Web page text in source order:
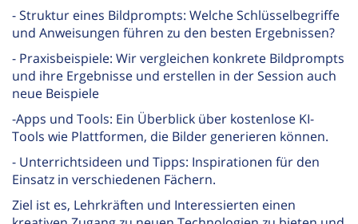
- Struktur eines Bildprompts: Welche Schlüsselbegriffe
und Anweisungen führen zu den besten Ergebnissen?
- Praxisbeispiele: Wir vergleichen konkrete Bildprompts
und ihre Ergebnisse und erstellen in der Session auch
neue Beispiele
-Apps und Tools: Ein Überblick über kostenlose KI-
Tools wie Plattformen, die Bilder generieren können.
- Unterrichtsideen und Tipps: Inspirationen für den
Einsatz in verschiedenen Fächern.
Ziel ist es, Lehrkräften und Interessierten einen